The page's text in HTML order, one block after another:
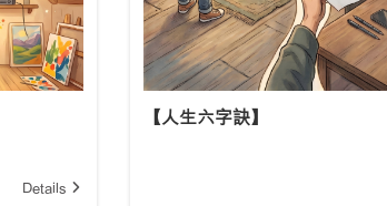
Details
【人生六字訣】